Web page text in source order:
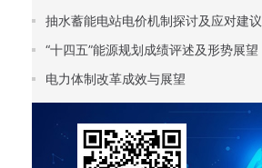
抽水蓄能电站电价机制探讨及应对建议
“十四五”能源规划成绩评述及形势展望
电力体制改革成效与展望